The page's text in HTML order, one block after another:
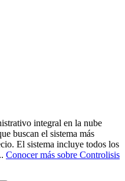
integral en la nube
buscan el sistema más
El sistema incluye todos los
Conocer más sobre Controlisis